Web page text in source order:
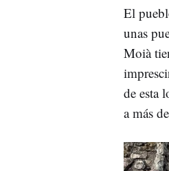
El
unas
Moià
de esta
a más